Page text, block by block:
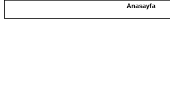
Anasayfa